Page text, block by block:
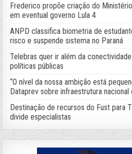
Frederico propõe criação do
em eventual governo Lula 4
ANPD classifica biometria de
risco e suspende sistema no Paraná
Telebras quer ir além da
políticas públicas
“O nível da nossa ambição está
Dataprev sobre infraestrutura nacional
Destinação de recursos do Fust para
divide especialistas